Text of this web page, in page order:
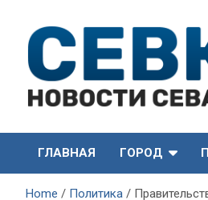
content
СевКор —
Севастополя
ГЛАВНАЯ
ГОРОД
Home Политика